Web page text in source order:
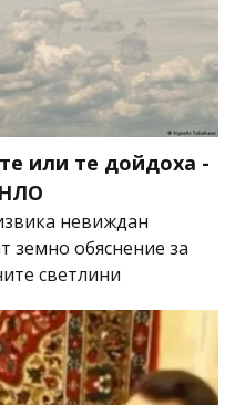
или те дойдоха -
невиждан
земно обяснение за
светлини